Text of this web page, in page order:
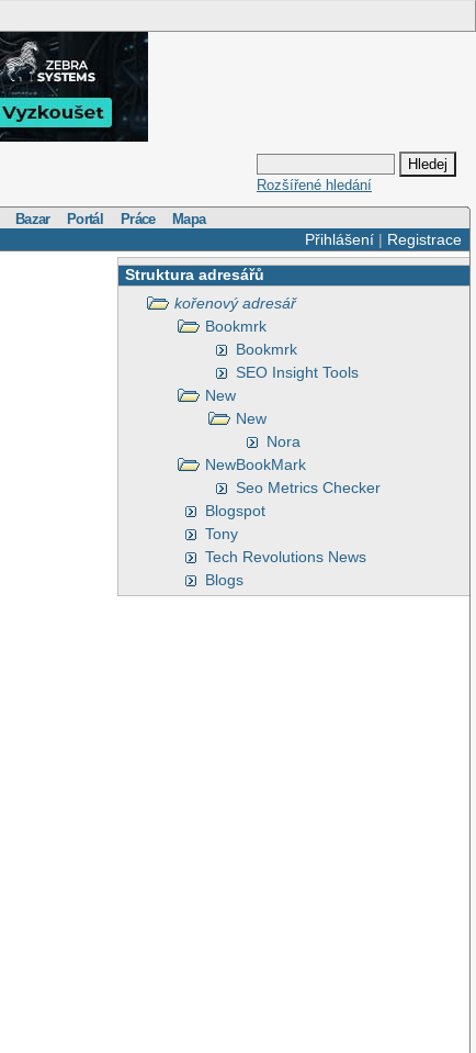
Rozšířené hledání
Bazar Portál Práce Mapa
Přihlášení| Registrace
Struktura adresářů
kořenový adresář
Bookmrk
Bookmrk
SEO Insight Tools
New
New
Nora
NewBookMark
Seo Metrics Checker
Blogspot
Tony
Tech Revolutions News
Blogs